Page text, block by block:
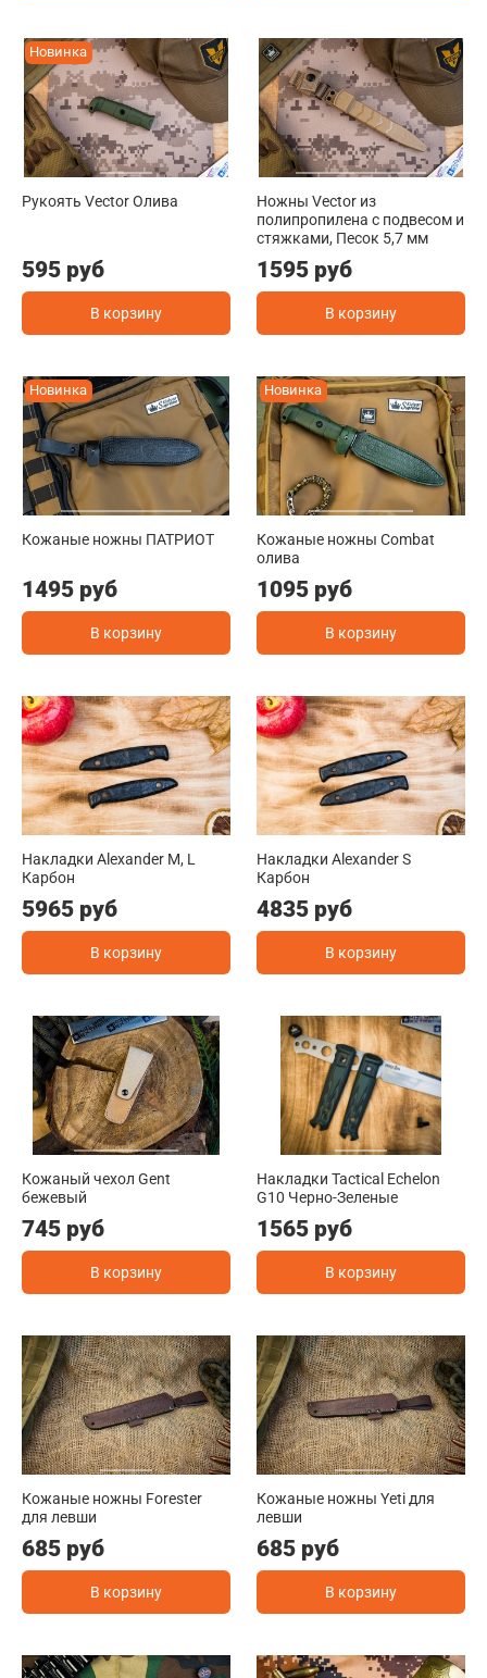
Новинка
Рукоять Vector Олива
595 руб
В корзину
Ножны Vector из
полипропилена с подвесом и
стяжками, Песок 5,7 мм
1595 руб
В корзину
Новинка
Кожаные ножны ПАТРИОТ
1495 руб
В корзину
Новинка
Кожаные ножны Combat
олива
1095 руб
В корзину
Накладки Alexander M, L
Карбон
5965 руб
В корзину
Накладки Alexander S
Карбон
4835 руб
В корзину
Кожаный чехол Gent
бежевый
745 руб
В корзину
Накладки Tactical Echelon
G10 Черно-Зеленые
1565 руб
В корзину
Кожаные ножны Forester
для левши
685 руб
В корзину
Кожаные ножны Yeti для
левши
685 руб
В корзину